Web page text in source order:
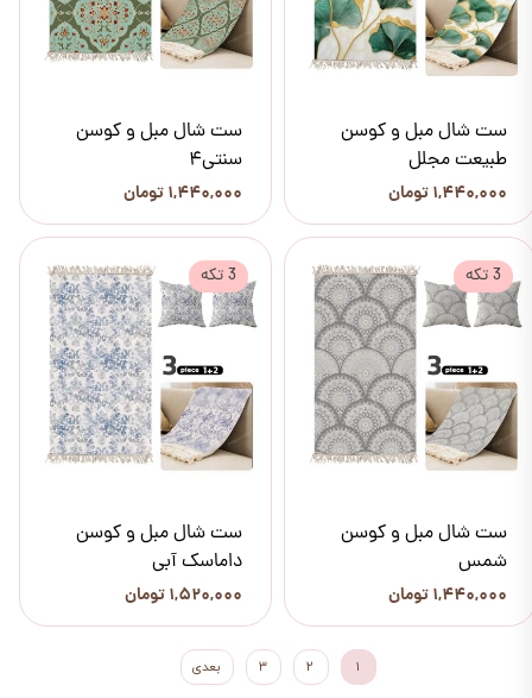
ست شال مبل و کوسن
طبیعت مجلل
۱,۴۴۰,۰۰۰ تومان
ست شال مبل و کوسن
سنتی4
۱,۴۴۰,۰۰۰ تومان
ست شال مبل و کوسن
شمس
۱,۴۴۰,۰۰۰ تومان
3 تکه
ست شال مبل و کوسن
داماسک آبی
۱,۵۲۰,۰۰۰ تومان
3 تکه
۱ ۲ ۳ بعدی